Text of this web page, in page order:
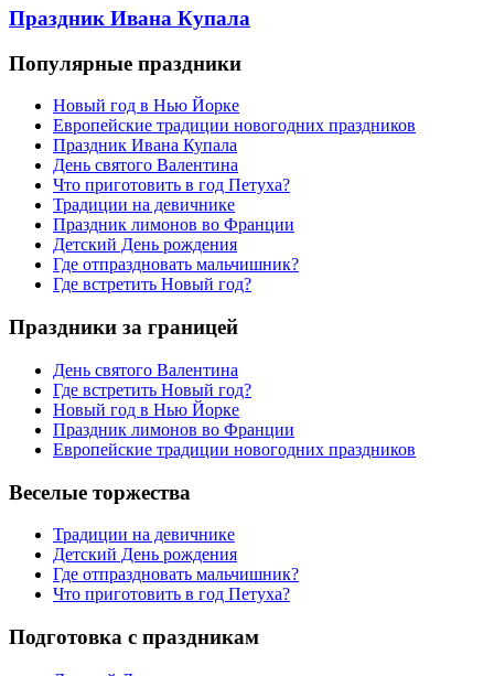
Праздник Ивана Купала
Популярные праздники
Новый год в Нью Йорке
Европейские традиции новогодних праздников
Праздник Ивана Купала
День святого Валентина
Что приготовить в год Петуха?
Традиции на девичнике
Праздник лимонов во Франции
Детский День рождения
Где отпраздновать мальчишник?
Где встретить Новый год?
Праздники за границей
День святого Валентина
Где встретить Новый год?
Новый год в Нью Йорке
Праздник лимонов во Франции
Европейские традиции новогодних праздников
Веселые торжества
Традиции на девичнике
Детский День рождения
Где отпраздновать мальчишник?
Что приготовить в год Петуха?
Подготовка с праздникам